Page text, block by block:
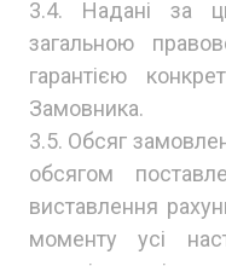
3.4. Надані за
загальною
гарантією
Замовника.
3.5. Обсяг
обсягом
виставлення
моменту усі